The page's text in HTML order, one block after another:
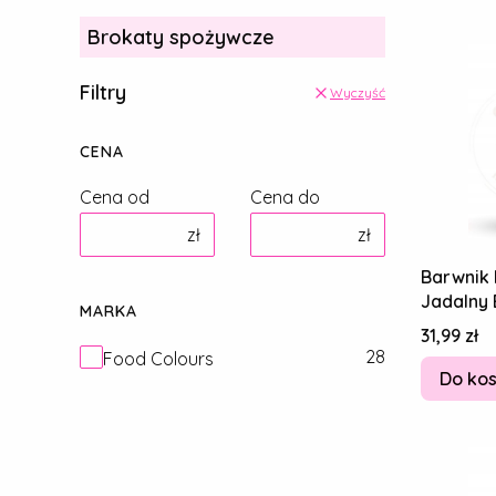
Brokaty spożywcze
Filtry Wyczyść
CENA
Cena od
zł
Cena do
zł
MARKA
Marka
Food Colours 28
Barwnik
Jadalny
Cena
31,99 zł
Do